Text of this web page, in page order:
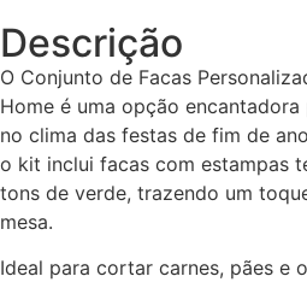
Descrição
O Conjunto de Facas
Home é uma opção
no clima das festas de fim de
o kit inclui facas com estampas
tons de verde, trazendo um
mesa.
Ideal para cortar carnes, pães e